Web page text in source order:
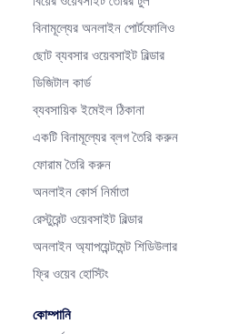
বিনামূল্যের অনলাইন পোর্টফোলিও
ছোট ব্যবসার ওয়েবসাইট বিল্ডার
ডিজিটাল কার্ড
ব্যবসায়িক ইমেইল ঠিকানা
একটি বিনামূল্যের ব্লগ তৈরি করুন
ফোরাম তৈরি করুন
অনলাইন কোর্স নির্মাতা
রেস্টুরেন্ট ওয়েবসাইট বিল্ডার
অনলাইন অ্যাপয়েন্টমেন্ট শিডিউলার
ফ্রি ওয়েব হোস্টিং
কোম্পানি